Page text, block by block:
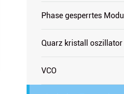
Phase gesperrtes Modul
Quarz kristall oszillator
VCO